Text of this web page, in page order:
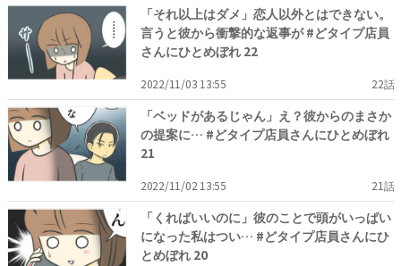
「それ以上はダメ」恋人以外とはできない。
言うと彼から衝撃的な返事が #どタイプ店員
さんにひとめぼれ 22
2022/11/03 13:55 22話
「ベッドがあるじゃん」え？彼からのまさか
の提案に… #どタイプ店員さんにひとめぼれ
21
2022/11/02 13:55 21話
「くればいいのに」彼のことで頭がいっぱい
になった私はつい… #どタイプ店員さんにひ
とめぼれ 20